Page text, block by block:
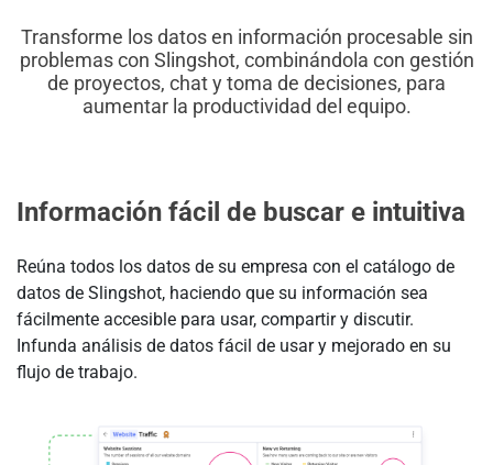
Transforme los datos en información procesable sin
problemas con Slingshot, combinándola con gestión
de proyectos, chat y toma de decisiones, para
aumentar la productividad del equipo.
Información fácil de buscar e intuitiva
Reúna todos los datos de su empresa con el catálogo de
datos de Slingshot, haciendo que su información sea
fácilmente accesible para usar, compartir y discutir.
Infunda análisis de datos fácil de usar y mejorado en su
flujo de trabajo.